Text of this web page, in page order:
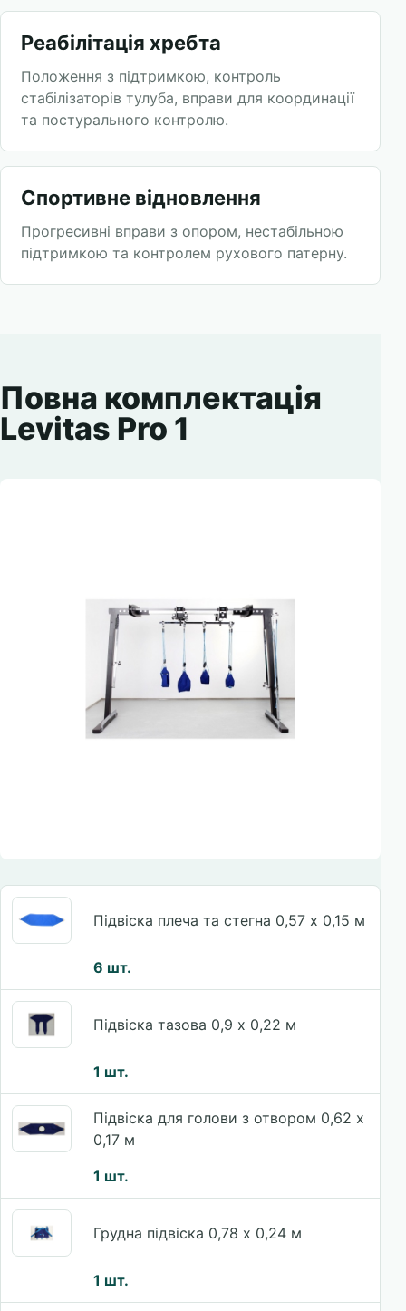
Реабілітація хребта
Положення з підтримкою, контроль
стабілізаторів тулуба, вправи для координації
та постурального контролю.
Спортивне відновлення
Прогресивні вправи з опором, нестабільною
підтримкою та контролем рухового патерну.
Повна комплектація
Levitas Pro 1
Підвіска плеча та стегна 0,57 x 0,15 м
6 шт.
Підвіска тазова 0,9 x 0,22 м
1 шт.
Підвіска для голови з отвором 0,62 x
0,17 м
1 шт.
Грудна підвіска 0,78 x 0,24 м
1 шт.